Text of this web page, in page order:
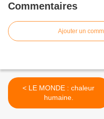
Commentaires
Ajouter un
< LE MONDE : chaleur
humaine.